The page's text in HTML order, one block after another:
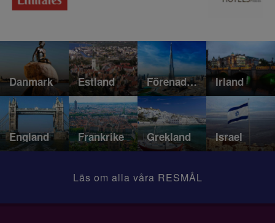
Danmark
England
Estland
Frankrike
Förenade Arabemiraten (UAE)
Grekland
Irland
Israel
Läs om alla våra RESMÅL